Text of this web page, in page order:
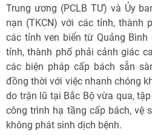
Trung ương (PCLB TƯ) và Ủy
nạn (TKCN) với các tỉnh, thành
các tỉnh ven biển từ Quảng Bình
tỉnh, thành phố phải cảnh giác
các biện pháp cấp bách sẵn
đồng thời với việc nhanh chóng
do trận lũ tại Bắc Bộ vừa qua,
công trình hạ tầng cấp bách, vệ
không phát sinh dịch bệnh.